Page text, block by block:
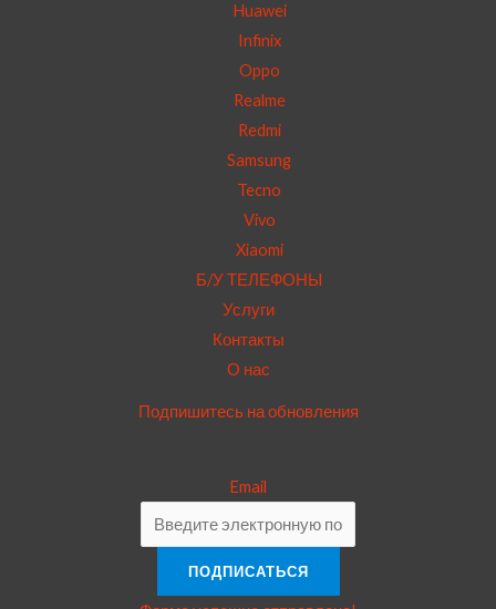
Huawei
Infinix
Oppo
Realme
Redmi
Samsung
Tecno
Vivo
Xiaomi
Б/У ТЕЛЕФОНЫ
Услуги
Контакты
О нас
Подпишитесь на обновления
Email
ПОДПИСАТЬСЯ